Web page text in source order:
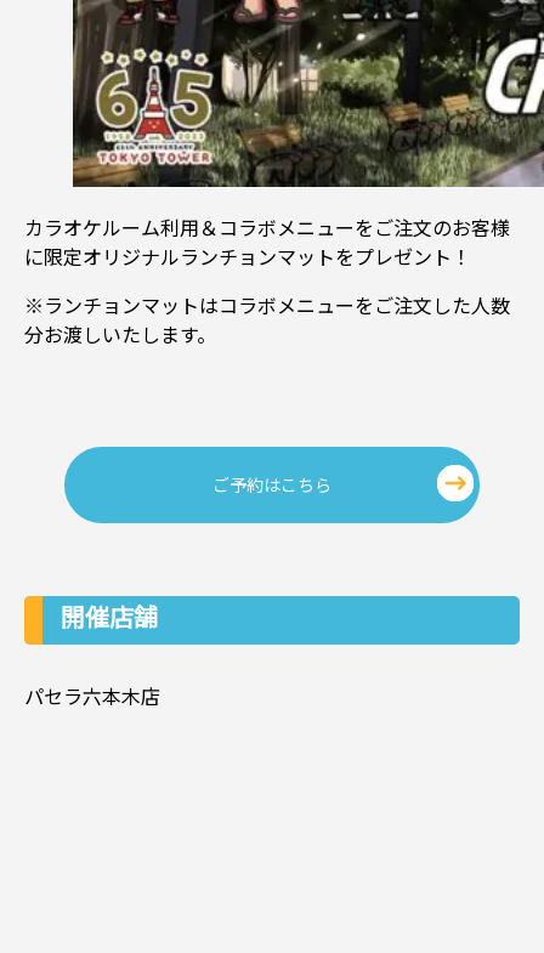
カラオケルーム利用＆コラボメニューをご注文のお客様
に限定オリジナルランチョンマットをプレゼント！
※ランチョンマットはコラボメニューをご注文した人数
分お渡しいたします。
ご予約はこちら
開催店舗
パセラ六本木店